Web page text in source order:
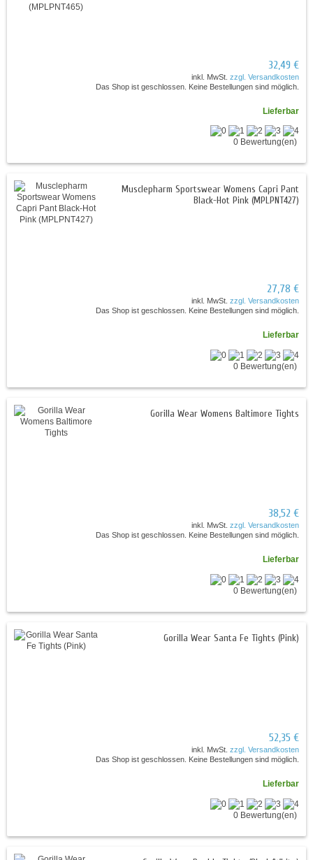
32,49 €
inkl. MwSt. zzgl. Versandkosten
Das Shop ist geschlossen. Keine Bestellungen sind möglich.
Lieferbar
0 Bewertung(en)
Musclepharm Sportswear Womens Capri Pant
Black-Hot Pink (MPLPNT427)
27,78 €
inkl. MwSt. zzgl. Versandkosten
Das Shop ist geschlossen. Keine Bestellungen sind möglich.
Lieferbar
0 Bewertung(en)
Gorilla Wear Womens Baltimore Tights
38,52 €
inkl. MwSt. zzgl. Versandkosten
Das Shop ist geschlossen. Keine Bestellungen sind möglich.
Lieferbar
0 Bewertung(en)
Gorilla Wear Santa Fe Tights (Pink)
52,35 €
inkl. MwSt. zzgl. Versandkosten
Das Shop ist geschlossen. Keine Bestellungen sind möglich.
Lieferbar
0 Bewertung(en)